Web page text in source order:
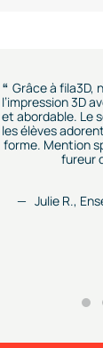
Grâce à fila3D,
l’impression 3D
et abordable. Le
les élèves
forme. Mention
fureur
Julie R.,